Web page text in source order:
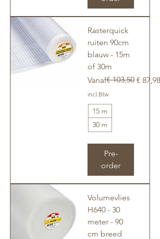
Rasterquick
ruiten 90cm
blauw - 15m
of 30m
Vanaf
Normale prijs
€ 103,50 € 87,98
Verkoopprijs
incl.Btw
15 m
30 m
Pre-
order
Volumevlies
H640 - 30
meter - 90
cm breed